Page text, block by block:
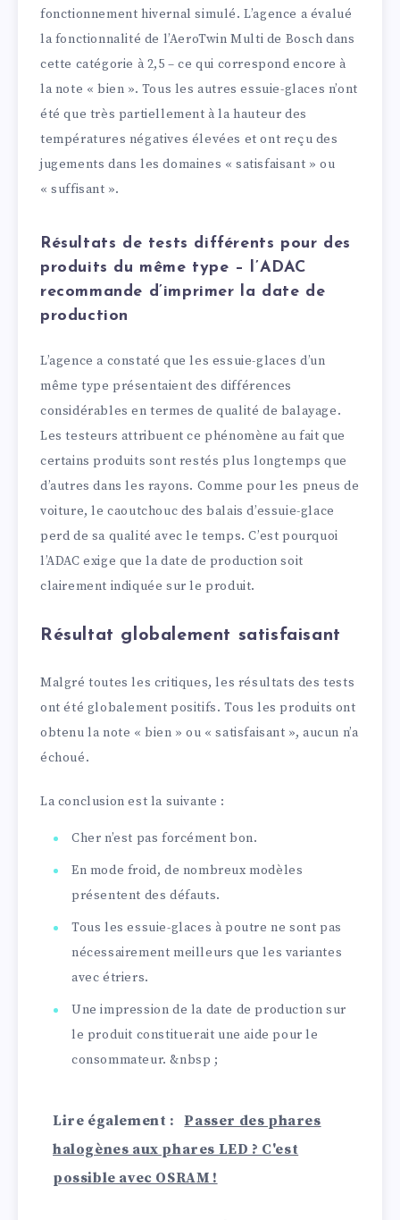
fonctionnement hivernal simulé. L’agence a évalué
la fonctionnalité de l’AeroTwin Multi de Bosch dans
cette catégorie à 2,5 – ce qui correspond encore à
la note « bien ». Tous les autres essuie-glaces n’ont
été que très partiellement à la hauteur des
températures négatives élevées et ont reçu des
jugements dans les domaines « satisfaisant » ou
« suffisant ».
Résultats de tests différents pour des
produits du même type – l’ADAC
recommande d’imprimer la date de
production
L’agence a constaté que les essuie-glaces d’un
même type présentaient des différences
considérables en termes de qualité de balayage.
Les testeurs attribuent ce phénomène au fait que
certains produits sont restés plus longtemps que
d’autres dans les rayons. Comme pour les pneus de
voiture, le caoutchouc des balais d’essuie-glace
perd de sa qualité avec le temps. C’est pourquoi
l’ADAC exige que la date de production soit
clairement indiquée sur le produit.
Résultat globalement satisfaisant
Malgré toutes les critiques, les résultats des tests
ont été globalement positifs. Tous les produits ont
obtenu la note « bien » ou « satisfaisant », aucun n’a
échoué.
La conclusion est la suivante :
Cher n’est pas forcément bon.
En mode froid, de nombreux modèles
présentent des défauts.
Tous les essuie-glaces à poutre ne sont pas
nécessairement meilleurs que les variantes
avec étriers.
Une impression de la date de production sur
le produit constituerait une aide pour le
consommateur. &nbsp ;
Lire également :
Passer des phares
halogènes aux phares LED ? C'est
possible avec OSRAM !